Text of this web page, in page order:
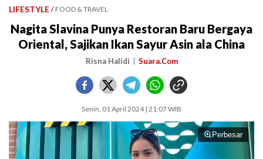
LIFESTYLE / FOOD & TRAVEL
Nagita Slavina Punya Restoran Baru Bergaya
Oriental, Sajikan Ikan Sayur Asin ala China
Risna Halidi Suara.Com
Senin, 01 April 2024 | 21:07 WIB
Perbesar